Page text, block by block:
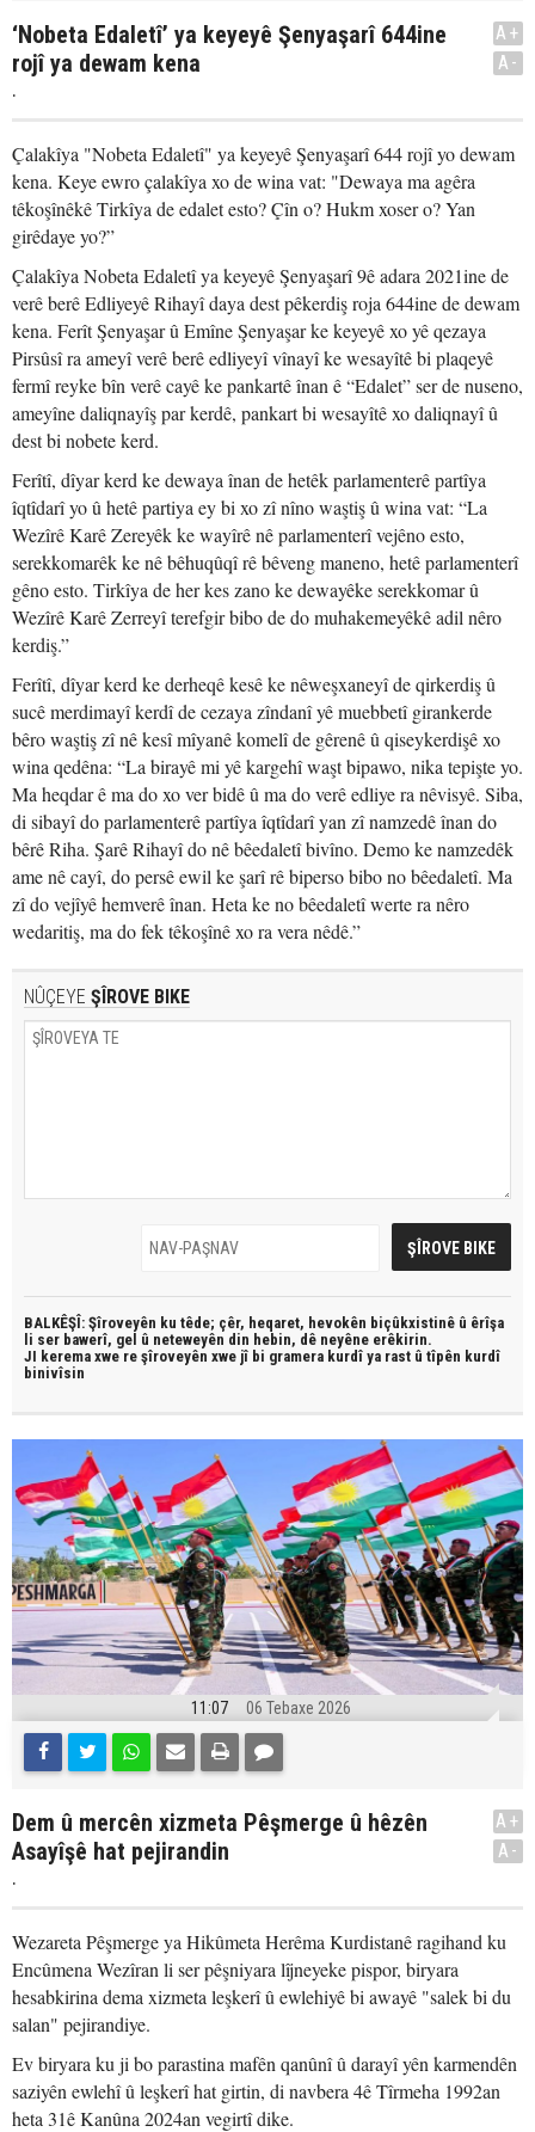
‘Nobeta Edaletî’ ya keyeyê Şenyaşarî 644ine
rojî ya dewam kena
.
A+
A-
Çalakîya "Nobeta Edaletî" ya keyeyê Şenyaşarî 644 rojî yo dewam
kena. Keye ewro çalakîya xo de wina vat: "Dewaya ma agêra
têkoşînêkê Tirkîya de edalet esto? Çîn o? Hukm xoser o? Yan
girêdaye yo?”
Çalakîya Nobeta Edaletî ya keyeyê Şenyaşarî 9ê adara 2021ine de
verê berê Edliyeyê Rihayî daya dest pêkerdiş roja 644ine de dewam
kena. Ferît Şenyaşar û Emîne Şenyaşar ke keyeyê xo yê qezaya
Pirsûsî ra ameyî verê berê edliyeyî vînayî ke wesayîtê bi plaqeyê
fermî reyke bîn verê cayê ke pankartê înan ê “Edalet” ser de nuseno,
ameyîne daliqnayîş par kerdê, pankart bi wesayîtê xo daliqnayî û
dest bi nobete kerd.
Ferîtî, dîyar kerd ke dewaya înan de hetêk parlamenterê partîya
îqtîdarî yo û hetê partiya ey bi xo zî nîno waştiş û wina vat: “La
Wezîrê Karê Zereyêk ke wayîrê nê parlamenterî vejêno esto,
serekkomarêk ke nê bêhuqûqî rê bêveng maneno, hetê parlamenterî
gêno esto. Tirkîya de her kes zano ke dewayêke serekkomar û
Wezîrê Karê Zerreyî terefgir bibo de do muhakemeyêkê adil nêro
kerdiş.”
Ferîtî, dîyar kerd ke derheqê kesê ke nêweşxaneyî de qirkerdiş û
sucê merdimayî kerdî de cezaya zîndanî yê muebbetî girankerde
bêro waştiş zî nê kesî mîyanê komelî de gêrenê û qiseykerdişê xo
wina qedêna: “La birayê mi yê kargehî waşt bipawo, nika tepişte yo.
Ma heqdar ê ma do xo ver bidê û ma do verê edliye ra nêvisyê. Siba,
di sibayî do parlamenterê partîya îqtîdarî yan zî namzedê înan do
bêrê Riha. Şarê Rihayî do nê bêedaletî bivîno. Demo ke namzedêk
ame nê cayî, do persê ewil ke şarî rê biperso bibo no bêedaletî. Ma
zî do vejîyê hemverê înan. Heta ke no bêedaletî werte ra nêro
wedaritiş, ma do fek têkoşînê xo ra vera nêdê.”
NÛÇEYE ŞÎROVE BIKE
BALKÊŞÎ: Şîroveyên ku têde; çêr, heqaret, hevokên biçûkxistinê û êrîşa
li ser bawerî, gel û neteweyên din hebin, dê neyêne erêkirin.
JI kerema xwe re şîroveyên xwe jî bi gramera kurdî ya rast û tîpên kurdî
binivîsin
11:07 06 Tebaxe 2026
Dem û mercên xizmeta Pêşmerge û hêzên
Asayîşê hat pejirandin
.
A+
A-
Wezareta Pêşmerge ya Hikûmeta Herêma Kurdistanê ragihand ku
Encûmena Wezîran li ser pêşniyara lîjneyeke pispor, biryara
hesabkirina dema xizmeta leşkerî û ewlehiyê bi awayê "salek bi du
salan" pejirandiye.
Ev biryara ku ji bo parastina mafên qanûnî û darayî yên karmendên
saziyên ewlehî û leşkerî hat girtin, di navbera 4ê Tîrmeha 1992an
heta 31ê Kanûna 2024an vegirtî dike.